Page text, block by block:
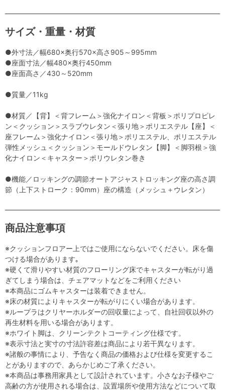
サイズ・重量・材質
●外寸法／幅680×奥行570×高さ905～995mm
●座面寸法／幅480×奥行450mm
●座面高さ／430～520mm
●質量／11kg
●材質／【背】＜背フレーム＞強化ナイロン＜背板＞ポリプロピレ
ン＜クッション＞スラブウレタン＜張り地＞ポリエステル【座】＜
座フレーム＞強化ナイロン＜張り地＞ポリエステル、ポリエステル
弾性メッシュ＜クッション＞モールドウレタン【脚】＜脚羽根＞強
化ナイロン＜キャスター＞ポリウレタン巻き
●機能／ロッキングの調節オートアジャストロッキング座の高さ調
節（上下ストローク：90mm）座の構造（メッシュ＋ウレタン）
商品注意事項
※クッションフロアー上ではご使用にならないでください。床を傷
つける場合があります｡
※硬くて滑りやすい材質のフローリング床でキャスターが転がり過
ぎてしまう場合は、チェアマットなどをご利用ください
※本商品にゴムキャスターは装着できません。
※床の材質によりキャスターが転がりにくい場合があります。
※ループラはクリヤーホルダーの回収量によって、自社回収以外の
再生材料を用いる場合があります。
※ホワイト脚は、クリーンテクトコーティング仕様です。
※表示寸法と実寸の寸法許容差は商品により若干異なります。
※諸般の事情により、予告なく商品の価格および仕様を変更するこ
とがありますので、あらかじめご了承ください。
※本商品は事務用家具として設計されています。小さなお子様やご
高齢の方が使用される場合は、設置場所や使用方法などについて取